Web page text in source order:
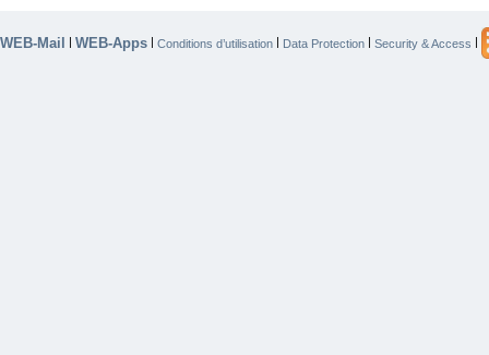
WEB-Mail | WEB-Apps | Conditions d’utilisation | Data Protection | Security & Access |